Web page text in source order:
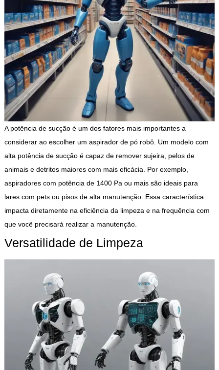
A potência de sucção é um dos fatores mais importantes a
considerar ao escolher um aspirador de pó robô. Um modelo com
alta potência de sucção é capaz de remover sujeira, pelos de
animais e detritos maiores com mais eficácia. Por exemplo,
aspiradores com potência de 1400 Pa ou mais são ideais para
lares com pets ou pisos de alta manutenção. Essa característica
impacta diretamente na eficiência da limpeza e na frequência com
que você precisará realizar a manutenção.
Versatilidade de Limpeza